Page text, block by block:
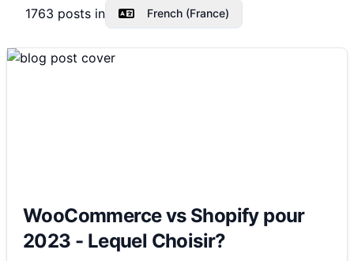
1763 posts in French (France)
WooCommerce vs Shopify pour
2023 - Lequel Choisir?